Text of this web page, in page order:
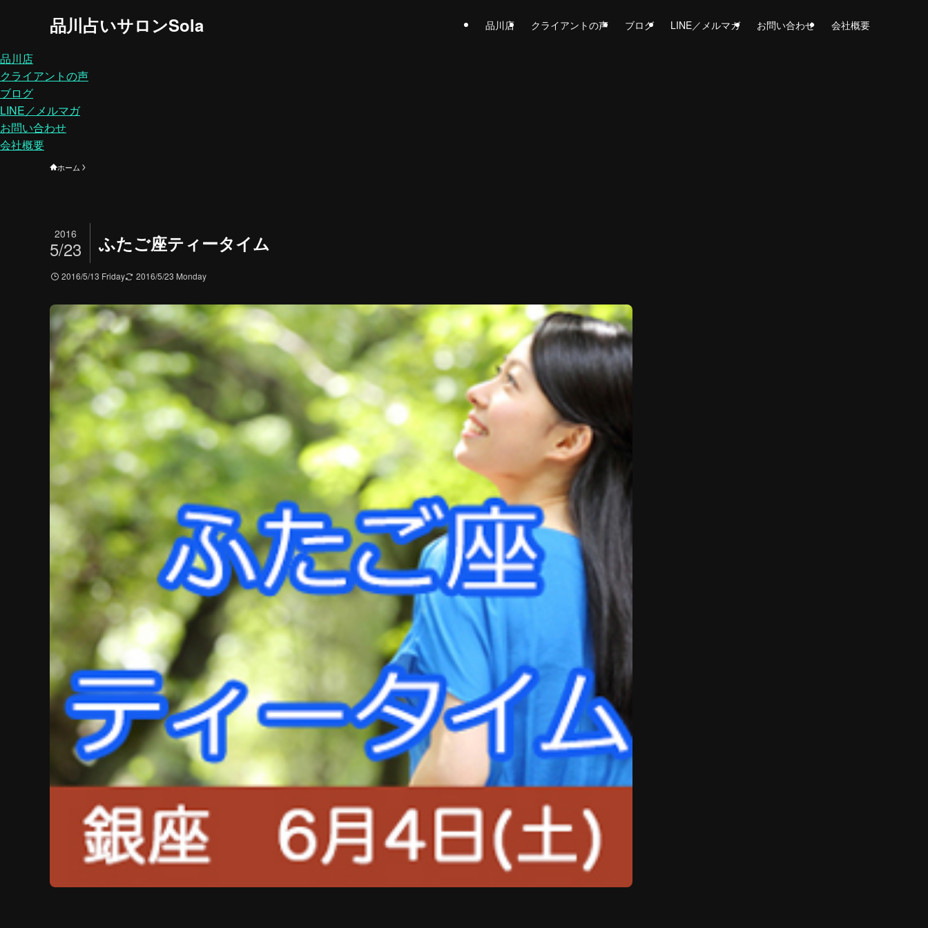
品川占いサロンSola 品川店 クライアントの声 ブログ LINE／メルマガ お問い合わせ 会社概要
品川店
クライアントの声
ブログ
LINE／メルマガ
お問い合わせ
会社概要
ホーム
ふたご座ティータイム
2016
5/23
2016/5/13 Friday 2016/5/23 Monday